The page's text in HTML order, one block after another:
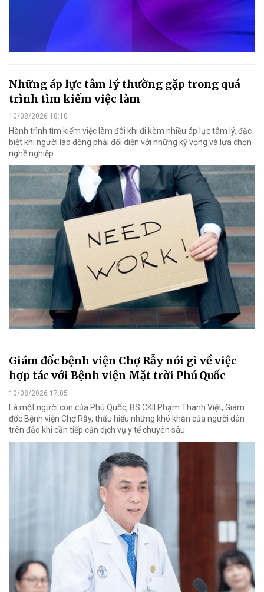
Những áp lực tâm lý thường gặp trong quá
trình tìm kiếm việc làm
10/08/2026 18:10
Hành trình tìm kiếm việc làm đôi khi đi kèm nhiều áp lực tâm lý, đặc
biệt khi người lao động phải đối diện với những kỳ vọng và lựa chọn
nghề nghiệp.
Giám đốc bệnh viện Chợ Rẫy nói gì về việc
hợp tác với Bệnh viện Mặt trời Phú Quốc
10/08/2026 17:05
Là một người con của Phú Quốc, BS.CKII Phạm Thanh Việt, Giám
đốc Bệnh viện Chợ Rẫy, thấu hiểu những khó khăn của người dân
trên đảo khi cần tiếp cận dịch vụ y tế chuyên sâu.